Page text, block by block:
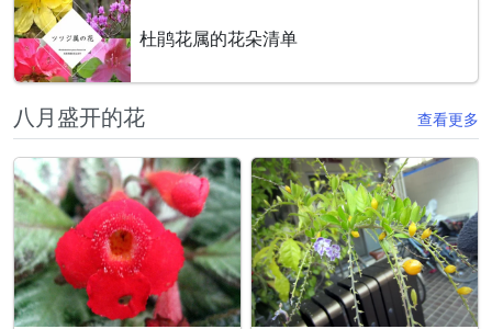
杜鹃花属的花朵清单
八月盛开的花 查看更多